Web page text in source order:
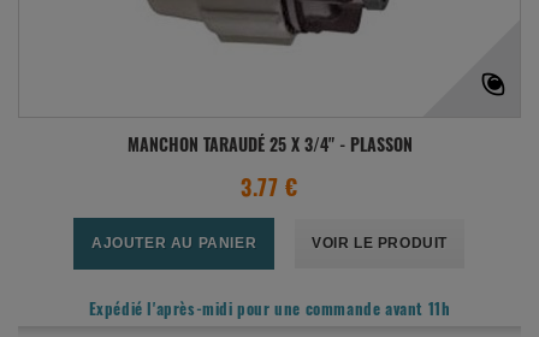
MANCHON TARAUDÉ 25 X 3/4" - PLASSON
3.77 €
AJOUTER AU PANIER VOIR LE PRODUIT
Expédié l'après-midi pour une commande avant 11h